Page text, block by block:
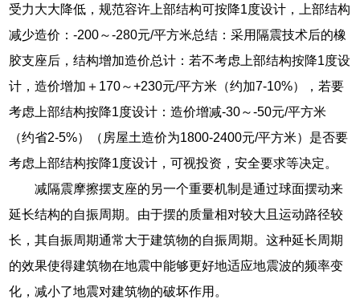
受力大大降低，规范容许上部结构可按降1度设计，上部结构
减少造价：-200～-280元/平方米总结：采用隔震技术后的橡
胶支座后，结构增加造价总计：若不考虑上部结构按降1度设
计，造价增加＋170～+230元/平方米（约加7-10%），若要
考虑上部结构按降1度设计：造价增减-30～-50元/平方米
（约省2-5%）（房屋土造价为1800-2400元/平方米）是否要
考虑上部结构按降1度设计，可视投资，安全要求等决定。
减隔震摩擦摆支座的另一个重要机制是通过球面摆动来
延长结构的自振周期。由于摆的质量相对较大且运动路径较
长，其自振周期通常大于建筑物的自振周期。这种延长周期
的效果使得建筑物在地震中能够更好地适应地震波的频率变
化，减小了地震对建筑物的破坏作用。